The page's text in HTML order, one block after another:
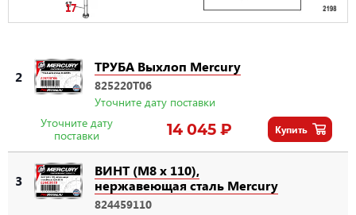
17
2
ТРУБА Выхлоп Mercury
825220T06
Уточните дату поставки
Уточните дату
поставки
14 045 ₽ Купить
3
ВИНТ (M8 x 110),
нержавеющая сталь Mercury
824459110